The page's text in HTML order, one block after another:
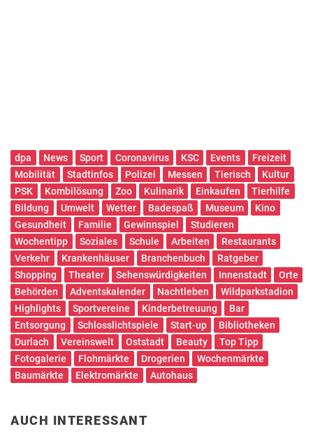
dpa News Sport Coronavirus KSC Events
Freizeit
Mobilität
Stadtinfos Polizei Messen Tierisch
Kultur
PSK
Kombilösung Zoo Kulinarik Einkaufen
Tierhilfe
Bildung
Umwelt Wetter Badespaß Museum
Kino
Gesundheit
Familie Gewinnspiel
Studieren
Wochentipp
Soziales Schule Arbeiten
Restaurants
Verkehr
Krankenhäuser Branchenbuch
Ratgeber
Shopping
Theater Sehenswürdigkeiten Innenstadt
Orte
Behörden
Adventskalender Nachtleben
Wildparkstadion
Highlights
Sportvereine Kinderbetreuung
Bar
Entsorgung
Schlosslichtspiele Start-up
Bibliotheken
Durlach
Vereinswelt Oststadt Beauty
Top Tipp
Fotogalerie
Flohmärkte Drogerien
Wochenmärkte
Baumärkte
Elektromärkte Autohaus
AUCH INTERESSANT